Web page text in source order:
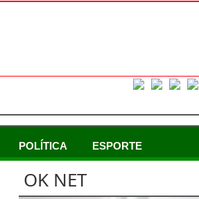
POLÍTICA ESPORTE
OK NET